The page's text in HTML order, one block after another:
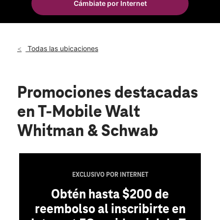
Vie.:
10:00 a.m. a 8:00 p.m.
301 Walt Whitman Rd Huntington Station, NY 11746
Cámbiate por Internet
Todas las ubicaciones
Promociones destacadas
en T-Mobile Walt
Whitman & Schwab
$200 de
en